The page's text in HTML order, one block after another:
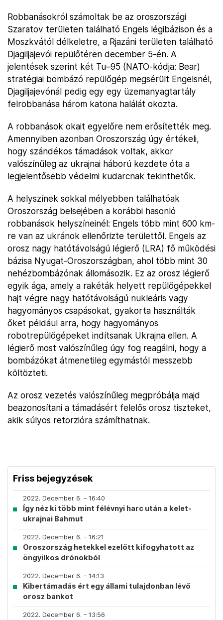
Robbanásokról számoltak be az oroszországi
Szaratov területen található Engels légibázison és a
Moszkvától délkeletre, a Rjazáni területen található
Djagiljajevói repülőtéren december 5-én. A
jelentések szerint két Tu–95 (NATO-kódja: Bear)
stratégiai bombázó repülőgép megsérült Engelsnél,
Djagiljajevónál pedig egy egy üzemanyagtartály
felrobbanása három katona halálát okozta.
A robbanások okait egyelőre nem erősítették meg.
Amennyiben azonban Oroszország úgy értékeli,
hogy szándékos támadások voltak, akkor
valószínűleg az ukrajnai háború kezdete óta a
legjelentősebb védelmi kudarcnak tekinthetők.
A helyszínek sokkal mélyebben találhatóak
Oroszország belsejében a korábbi hasonló
robbanások helyszíneinél: Engels több mint 600 km-
re van az ukránok ellenőrizte területtől. Engels az
orosz nagy hatótávolságú légierő (LRA) fő működési
bázisa Nyugat-Oroszországban, ahol több mint 30
nehézbombázónak állomásozik. Ez az orosz légierő
egyik ága, amely a rakéták helyett repülőgépekkel
hajt végre nagy hatótávolságú nukleáris vagy
hagyományos csapásokat, gyakorta használták
őket például arra, hogy hagyományos
robotrepülőgépeket indítsanak Ukrajna ellen. A
légierő most valószínűleg úgy fog reagálni, hogy a
bombázókat átmenetileg egymástól messzebb
költözteti.
Az orosz vezetés valószínűleg megpróbálja majd
beazonosítani a támadásért felelős orosz tiszteket,
akik súlyos retorzióra számíthatnak.
Friss bejegyzések
2022. December 6. – 16:40
Így néz ki több mint félévnyi harc után a kelet-
ukrajnai Bahmut
2022. December 6. – 16:21
Oroszország hetekkel ezelőtt kifogyhatott az
öngyilkos drónokból
2022. December 6. – 14:13
Kibertámadás ért egy állami tulajdonban lévő
orosz bankot
2022. December 6. – 13:56